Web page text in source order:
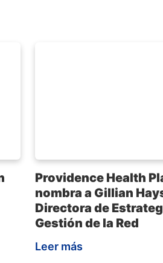
Providence Health
nombra a Gillian
Directora de
Gestión de la Red
Leer más